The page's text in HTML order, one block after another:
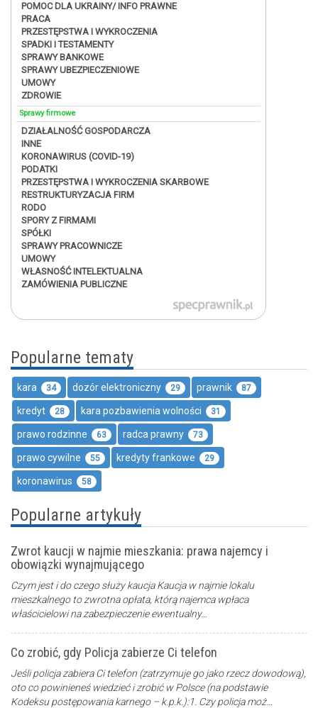
POMOC DLA UKRAINY/ INFO PRAWNE
PRACA
PRZESTĘPSTWA I WYKROCZENIA
SPADKI I TESTAMENTY
SPRAWY BANKOWE
SPRAWY UBEZPIECZENIOWE
UMOWY
ZDROWIE
Sprawy firmowe
DZIAŁALNOŚĆ GOSPODARCZA
INNE
KORONAWIRUS (COVID-19)
PODATKI
PRZESTĘPSTWA I WYKROCZENIA SKARBOWE
RESTRUKTURYZACJA FIRM
RODO
SPORY Z FIRMAMI
SPÓŁKI
SPRAWY PRACOWNICZE
UMOWY
WŁASNOŚĆ INTELEKTUALNA
ZAMÓWIENIA PUBLICZNE
Popularne tematy
kara 34 dozór elektroniczny 29 prawnik 87
kredyt 28 kara pozbawienia wolności 31
prawo rodzinne 63 radca prawny 73
prawo cywilne 55 kredyty frankowe 29
koronawirus 58
Popularne artykuły
Zwrot kaucji w najmie mieszkania: prawa najemcy i
obowiązki wynajmującego
Czym jest i do czego służy kaucja Kaucja w najmie lokalu
mieszkalnego to zwrotna opłata, którą najemca wpłaca
właścicielowi na zabezpieczenie ewentualny…
Co zrobić, gdy Policja zabierze Ci telefon
Jeśli policja zabiera Ci telefon (zatrzymuje go jako rzecz dowodową),
oto co powinieneś wiedzieć i zrobić w Polsce (na podstawie
Kodeksu postępowania karnego – k.p.k.):1. Czy policja moż…